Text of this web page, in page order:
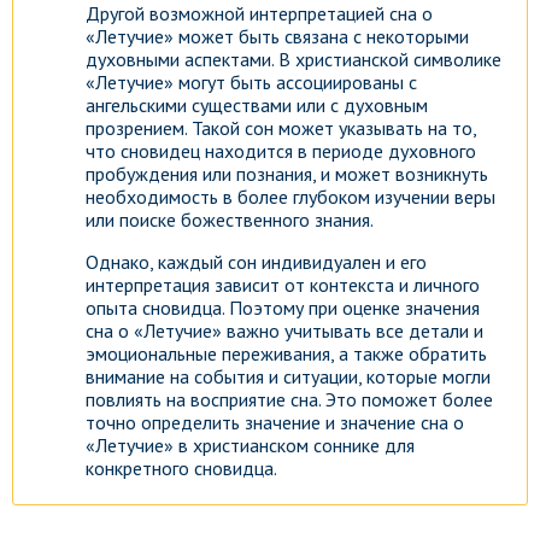
Другой возможной интерпретацией сна о
«Летучие» может быть связана с некоторыми
духовными аспектами. В христианской символике
«Летучие» могут быть ассоциированы с
ангельскими существами или с духовным
прозрением. Такой сон может указывать на то,
что сновидец находится в периоде духовного
пробуждения или познания, и может возникнуть
необходимость в более глубоком изучении веры
или поиске божественного знания.
Однако, каждый сон индивидуален и его
интерпретация зависит от контекста и личного
опыта сновидца. Поэтому при оценке значения
сна о «Летучие» важно учитывать все детали и
эмоциональные переживания, а также обратить
внимание на события и ситуации, которые могли
повлиять на восприятие сна. Это поможет более
точно определить значение и значение сна о
«Летучие» в христианском соннике для
конкретного сновидца.